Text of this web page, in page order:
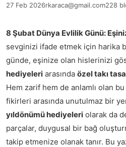
27 Feb 2026rkaraca@gmail.com228
8 Şubat Dünya Evlilik Günü:
sevginizi ifade etmek için harika
günde, eşinize olan hislerinizi
hediyeleri arasında özel takı
Hem zarif hem de anlamlı olan
fikirleri arasında unutulmaz bir
yıldönümü hediyeleri olarak da
parçalar, duygusal bir bağ
takip etmenize olanak tanır. Bu